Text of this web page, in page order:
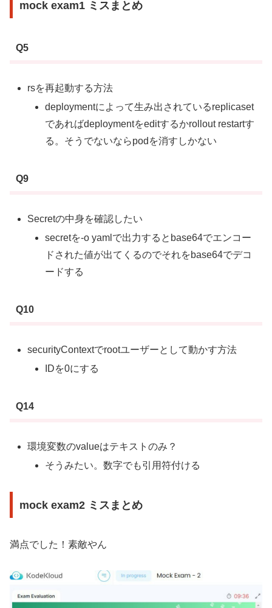
mock exam1 ミスまとめ
Q5
rsを再起動する方法
deploymentによって生み出されているreplicaset
であればdeploymentをeditするかrollout restartす
る。そうでないならpodを消すしかない
Q9
Secretの中身を確認したい
secretを-o yamlで出力するとbase64でエンコー
ドされた値が出てくるのでそれをbase64でデコ
ードする
Q10
securityContextでrootユーザーとして動かす方法
IDを0にする
Q14
環境変数のvalueはテキストのみ？
そうみたい。数字でも引用符付ける
mock exam2 ミスまとめ
満点でした！素敵やん